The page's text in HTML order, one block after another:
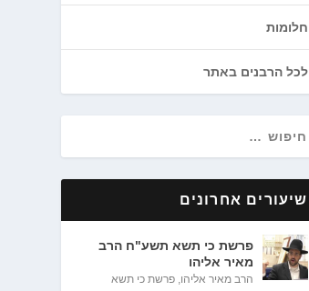
חלומות
לכל הרבנים באתר
שיעורים אחרונים
פרשת כי תשא תשע"ח הרב
מאיר אליהו
הרב מאיר אליהו,פרשת כי תשא